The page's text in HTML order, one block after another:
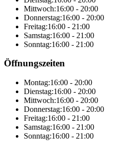
Mittwoch:16:00 - 20:00
Donnerstag:16:00 - 20:00
Freitag:16:00 - 21:00
Samstag:16:00 - 21:00
Sonntag:16:00 - 21:00
Öffnungszeiten
Montag:16:00 - 20:00
Dienstag:16:00 - 20:00
Mittwoch:16:00 - 20:00
Donnerstag:16:00 - 20:00
Freitag:16:00 - 21:00
Samstag:16:00 - 21:00
Sonntag:16:00 - 21:00